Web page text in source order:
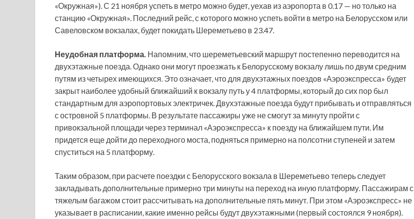
«Окружная»). С 21 ноября успеть в метро можно будет, уехав из аэропорта в 0.17 — но только на
станцию «Окружная». Последний рейс, с которого можно успеть войти в метро на Белорусском или
Савеловском вокзалах, будет покидать Шереметьево в 23.47.
Неудобная платформа. Напомним, что шереметьевский маршрут постепенно переводится на
двухэтажные поезда. Однако они могут проезжать к Белорусскому вокзалу лишь по двум средним
путям из четырех имеющихся. Это означает, что для двухэтажных поездов «Аэроэкспресса» будет
закрыт наиболее удобный ближайший к вокзалу путь у 4 платформы, который до сих пор был
стандартным для аэропортовых электричек. Двухэтажные поезда будут прибывать и отправляться
с островной 5 платформы. В результате пассажиры уже не смогут за минуту пройти с
привокзальной площади через терминал «Аэроэкспресса» к поезду на ближайшем пути. Им
придется еще дойти до переходного моста, подняться примерно на полсотни ступеней и затем
спуститься на 5 платформу.
Таким образом, при расчете поездки с Белорусского вокзала в Шереметьево теперь следует
закладывать дополнительные примерно три минуты на переход на иную платформу. Пассажирам с
тяжелым багажом стоит рассчитывать на дополнительные пять минут. При этом «Аэроэкспресс» не
указывает в расписании, какие именно рейсы будут двухэтажными (первый состоялся 9 ноября).